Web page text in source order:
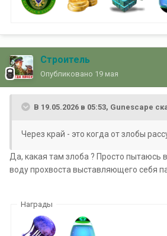
Строитель
Опубликовано 19 мая
В 19.05.2026 в 05:53, Gunescape
Через край - это когда от злобы
Да, какая там злоба ? Просто пытаюсь
воду прохвоста выставляющего себя
Награды